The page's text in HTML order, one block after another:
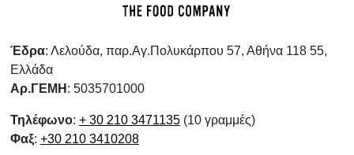
Έδρα: Λελούδα, παρ.Αγ.Πολυκάρπου 57, Αθήνα 118 55,
Ελλάδα
Αρ.ΓΕΜΗ : 5035701000
Τηλέφωνο: + 30 210 3471135(10 γραμμές)
Φαξ: +30 210 3410208